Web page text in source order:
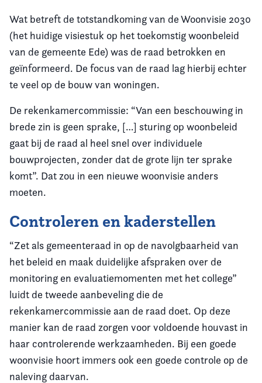
Wat betreft de totstandkoming van de Woonvisie 2030
(het huidige visiestuk op het toekomstig woonbeleid
van de gemeente Ede) was de raad betrokken en
geïnformeerd. De focus van de raad lag hierbij echter
te veel op de bouw van woningen.
De rekenkamercommissie: “Van een beschouwing in
brede zin is geen sprake, […] sturing op woonbeleid
gaat bij de raad al heel snel over individuele
bouwprojecten, zonder dat de grote lijn ter sprake
komt”. Dat zou in een nieuwe woonvisie anders
moeten.
Controleren en kaderstellen
“Zet als gemeenteraad in op de navolgbaarheid van
het beleid en maak duidelijke afspraken over de
monitoring en evaluatiemomenten met het college”
luidt de tweede aanbeveling die de
rekenkamercommissie aan de raad doet. Op deze
manier kan de raad zorgen voor voldoende houvast in
haar controlerende werkzaamheden. Bij een goede
woonvisie hoort immers ook een goede controle op de
naleving daarvan.